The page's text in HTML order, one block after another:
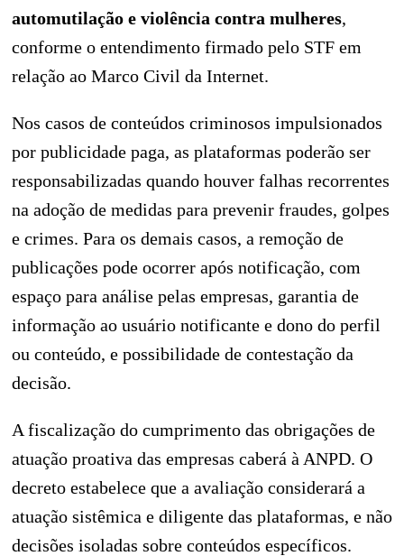
automutilação e violência contra mulheres,
conforme o entendimento firmado pelo STF em
relação ao Marco Civil da Internet.
Nos casos de conteúdos criminosos impulsionados
por publicidade paga, as plataformas poderão ser
responsabilizadas quando houver falhas recorrentes
na adoção de medidas para prevenir fraudes, golpes
e crimes. Para os demais casos, a remoção de
publicações pode ocorrer após notificação, com
espaço para análise pelas empresas, garantia de
informação ao usuário notificante e dono do perfil
ou conteúdo, e possibilidade de contestação da
decisão.
A fiscalização do cumprimento das obrigações de
atuação proativa das empresas caberá à ANPD. O
decreto estabelece que a avaliação considerará a
atuação sistêmica e diligente das plataformas, e não
decisões isoladas sobre conteúdos específicos.